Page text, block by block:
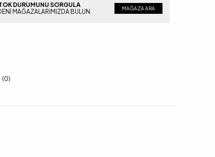
DURUMUNU SORGULA
MAĞAZALARIMIZDA BULUN.
MAĞAZA ARA
(0)